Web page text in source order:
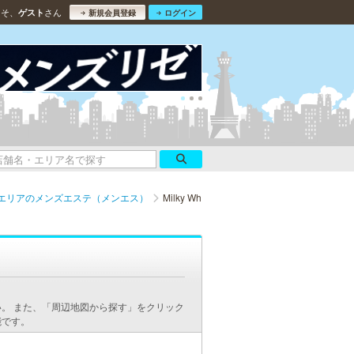
、 ゲスト さん 新規会員登録 ログイン
リアのメンズエステ（メンエス） Milky Wh
また、「周辺地図から探す」をクリック
す。